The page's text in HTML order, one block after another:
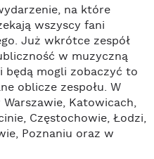
na które
wszyscy fani
Już wkrótce zespół
w muzyczną
mogli zobaczyć to
oblicze zespołu. W
Katowicach,
Częstochowie, Łodzi,
Poznaniu oraz w